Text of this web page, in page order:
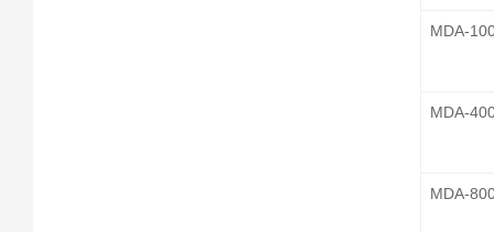
MDA-
MDA-
MDA-